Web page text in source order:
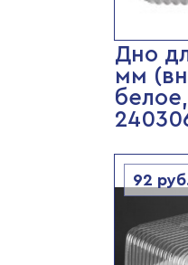
Дно
мм
92